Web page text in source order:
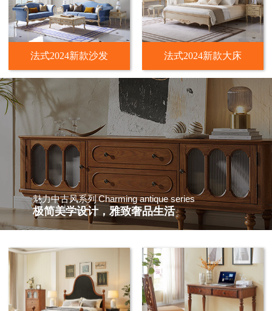
法式2024新款沙发 法式2024新款大床
魅力中古风系列 Charming antique series
极简美学设计，雅致奢品生活